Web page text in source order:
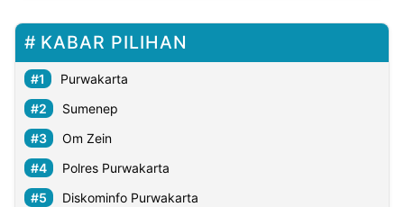
KABAR PILIHAN
Purwakarta
Sumenep
Om Zein
Polres Purwakarta
Diskominfo Purwakarta